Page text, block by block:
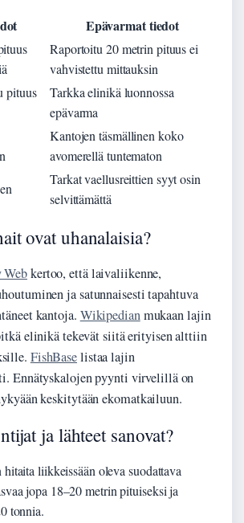
Epävarmat tiedot
Raportoitu 20 metrin pituus ei
vahvistettu mittauksin
pituus
Tarkka elinikä luonnossa
epävarma
Kantojen täsmällinen koko
avomerellä tuntematon
Tarkat vaellusreittien syyt osin
selvittämättä
ovat uhanalaisia?
kertoo, että laivaliikenne,
ja satunnaisesti tapahtuva
kantoja. Wikipedianmukaan lajin
elinikä tekevät siitä erityisen alttiin
FishBaselistaa lajin
Ennätyskalojen pyynti virvelillä on
keskitytään ekomatkailuun.
ja lähteet sanovat?
hitaita liikkeissään oleva suodattava
jopa 18–20 metrin pituiseksi ja
tonnia.